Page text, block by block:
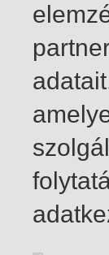
1-3 / összesen 3